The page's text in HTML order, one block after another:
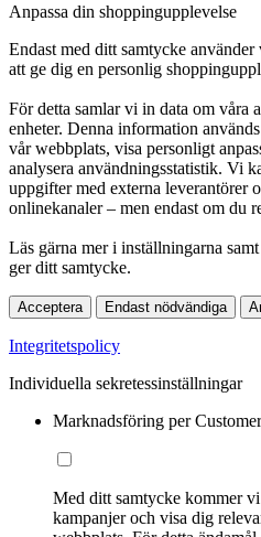
Anpassa din shoppingupplevelse
Endast med ditt samtycke
att ge dig en personlig
För detta samlar vi in data om våra
enheter. Denna information
vår webbplats, visa personligt
analysera användningsstatistik. Vi
uppgifter med externa leverantörer
onlinekanaler – men endast om du
Läs gärna mer i inställningarna
ger ditt samtycke.
Acceptera Endast nödvändiga
Integritetspolicy
Individuella sekretessinställningar
Marknadsföring per
Med ditt samtycke kommer
kampanjer och visa dig